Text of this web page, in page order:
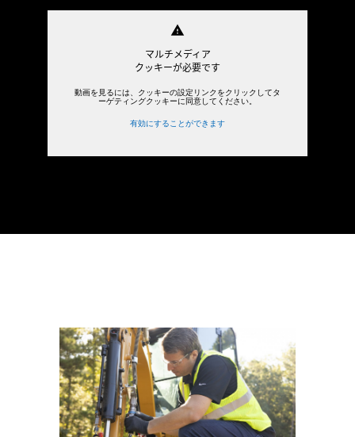
warning
マルチメディア
クッキーが必要です
動画を見るには、クッキーの設定リンクをクリックしてタ
ーゲティングクッキーに同意してください。
有効にすることができます